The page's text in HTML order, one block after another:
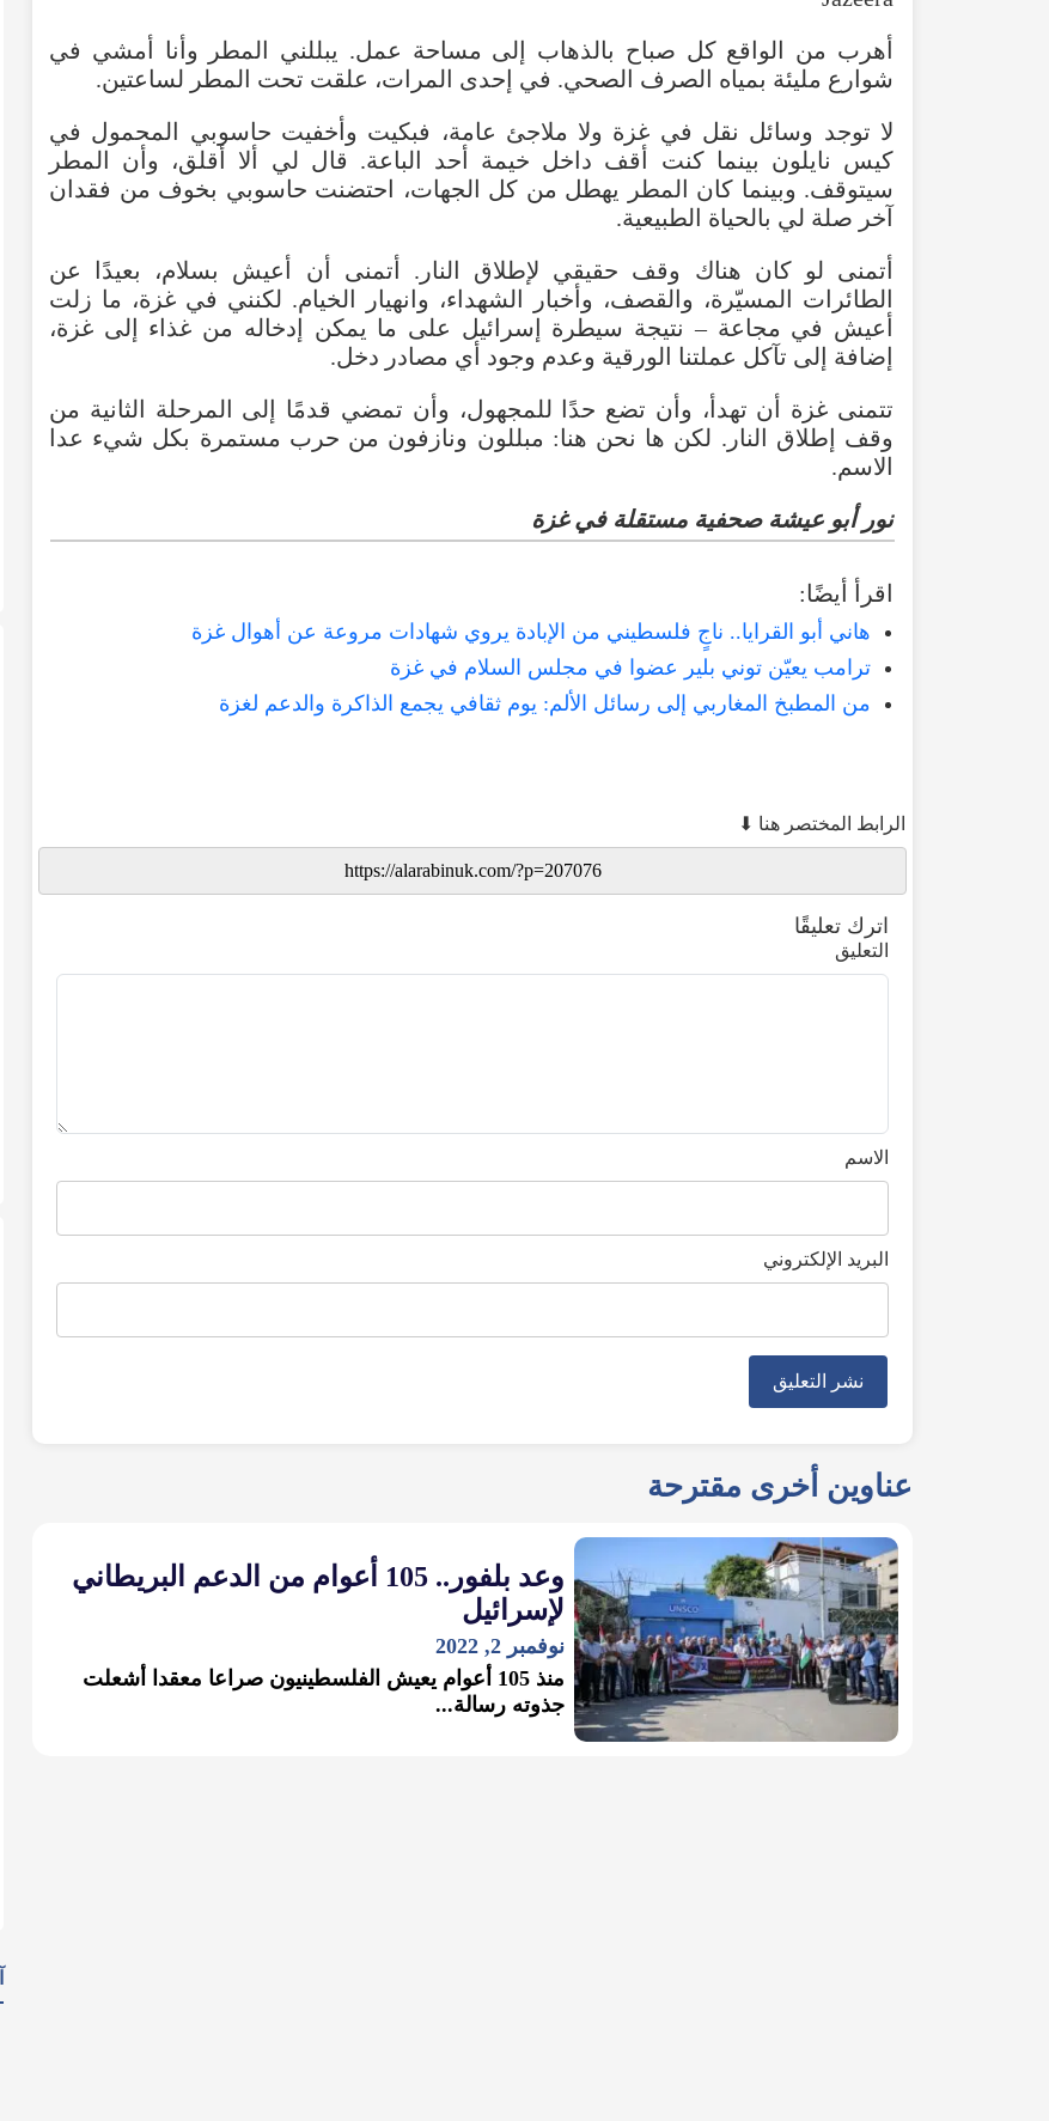
أهرب من الواقع كل صباح بالذهاب إلى مساحة عمل. يبللني المطر وأنا أمشي في
شوارع مليئة بمياه الصرف الصحي. في إحدى المرات، علقت تحت المطر لساعتين.
لا توجد وسائل نقل في غزة ولا ملاجئ عامة، فبكيت وأخفيت حاسوبي المحمول في
كيس نايلون بينما كنت أقف داخل خيمة أحد الباعة. قال لي ألا أقلق، وأن المطر
سيتوقف. وبينما كان المطر يهطل من كل الجهات، احتضنت حاسوبي بخوف من فقدان
آخر صلة لي بالحياة الطبيعية.
أتمنى لو كان هناك وقف حقيقي لإطلاق النار. أتمنى أن أعيش بسلام، بعيدًا عن
الطائرات المسيّرة، والقصف، وأخبار الشهداء، وانهيار الخيام. لكنني في غزة، ما زلت
أعيش في مجاعة – نتيجة سيطرة إسرائيل على ما يمكن إدخاله من غذاء إلى غزة،
إضافة إلى تآكل عملتنا الورقية وعدم وجود أي مصادر دخل.
تتمنى غزة أن تهدأ، وأن تضع حدًا للمجهول، وأن تمضي قدمًا إلى المرحلة الثانية من
وقف إطلاق النار. لكن ها نحن هنا: مبللون ونازفون من حرب مستمرة بكل شيء عدا
الاسم.
نور أبو عيشة صحفية مستقلة في غزة
اقرأ أيضًا:
هاني أبو القرايا.. ناجٍ فلسطيني من الإبادة يروي شهادات مروعة عن أهوال غزة
ترامب يعيّن توني بلير عضوا في مجلس السلام في غزة
من المطبخ المغاربي إلى رسائل الألم: يوم ثقافي يجمع الذاكرة والدعم لغزة
الرابط المختصر هنا ⬇
اترك تعليقًا
التعليق
الاسم
البريد الإلكتروني
عناوين أخرى مقترحة
وعد بلفور.. 105 أعوام من الدعم البريطاني
لإسرائيل
نوفمبر 2, 2022
منذ 105 أعوام يعيش الفلسطينيون صراعا معقدا أشعلت
جذوته رسالة...